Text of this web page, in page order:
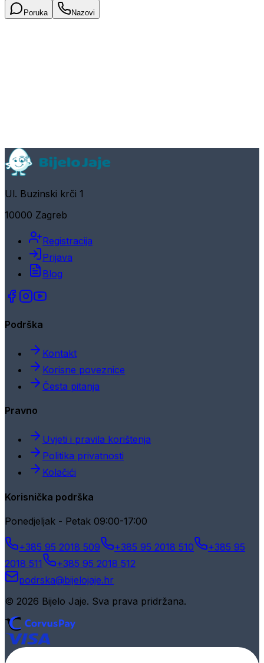
Poruka Nazovi
Ul. Buzinski krči 1
10000 Zagreb
Registracija
Prijava
Blog
Podrška
Kontakt
Korisne poveznice
Česta pitanja
Pravno
Uvjeti i pravila korištenja
Politika privatnosti
Kolačići
Korisnička podrška
Ponedjeljak - Petak 09:00-17:00
+385 95 2018 509 +385 95 2018 510
+385 95
2018 511
+385 95 2018 512
podrska@bijelojaje.hr
© 2026 Bijelo Jaje. Sva prava pridržana.